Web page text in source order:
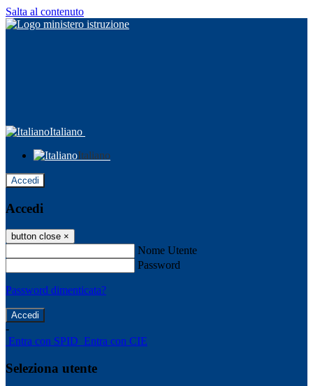
Salta al contenuto
Italiano
Italiano
Accedi
Accedi
button close ×
Nome Utente
Password
Password dimenticata?
-
Entra con SPID Entra con CIE
Seleziona utente